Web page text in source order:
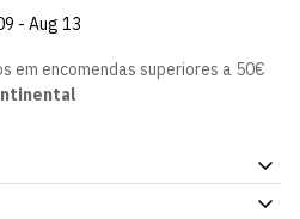
- Aug 13
em encomendas superiores a 50€
Simples e prático para o dia a dia.